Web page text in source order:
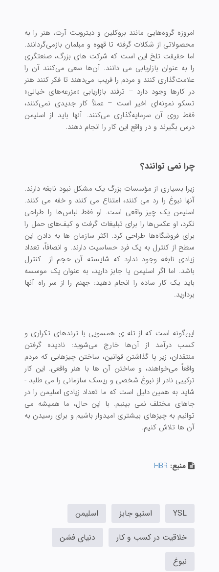
امروزه گروه‌هایی مانند بروکلین و دیترویت آرت، هنر را به
محصولاتی از شکلات گرفته تا قهوه و مبلمان بازمی‌گردانند.
اما حقیقت تلخ این است که شرکت های بزرگ، صنعتگری
را به عنوان بازاریابی می دانند. آن‌ها سعی می‌کنند آن را
علامت‌گذاری کنند و مردم را فریب می‌دهند تا فکر کنند هنر
در کارها وجود دارد – ترفند بازاریابی «مزرعه‌های خیالی»
تسکو نمونه‌ای اخیر است – عملاً کار جدیدی نمی‌کنند،
فقط روی آن سرمایه‌گذاری می‌کنند. آنها باید از اسلیمن
درس بگیرند و در واقع این کار را انجام دهند.
چرا نمی توانند؟
زیرا بسیاری از مؤسسات بزرگ یک مشکل نبود نابغه دارند.
آنها نبوغ را رد می کنند، امتناع می کنند و خفه می کنند.
اسلیمن یک چیز واقعی است. او فقط لباس‌ها را طراحی
نکرد، او عکس‌ها را برای تبلیغات گرفت و کیف‌های حمل را
برای فروشگاه‌ها طراحی کرد. اکثر سازمان ها به دادن این
سطح از کنترل به یک فرد حساسیت دارند. و انصافاً، تعداد
زیادی نابغه وجود ندارد که شایسته آن حجم از کنترل
باشد. اما اگر اسلیمن یا جابز دارید، به عنوان یک موسسه
باید یک کار ساده را انجام دهید: جهنم را از سر راه آنها
بردارید.
این‌گونه است که از تله ی همسویی با ترندهای تکراری و
کسب درآمد از آن‌ها خارج می‌شوید: نادیده گرفتن
منتقدان، زیر پا گذاشتن قوانین، ساختن چیزهایی که مردم
واقعاً می‌خواهند، و ساختن آن ها با هنر واقعی. این کار
ترکیبی نادر از نبوغ شخصی و ریسک سازمانی را می طلبد -
شاید به همین دلیل است که ما تعداد زیادی اسلیمن را در
جاهای مختلف نمی بینیم. با این حال، ما همیشه می
توانیم به چیزهای بیشتری امیدوار باشیم و برای رسیدن به
آن ها تلاش کنیم.
منبع: HBR
YSL استیو جابز
اسلیمن
خلاقیت در کسب و کار
دنیای فشن
نبوغ